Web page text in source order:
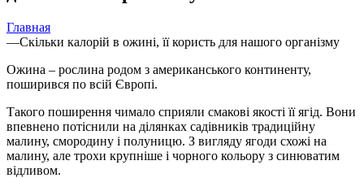
Главная
—Скільки калорій в ожині, її користь для нашого організму
Ожина – рослина родом з американського континенту,
поширився по всій Європі.
Такого поширення чимало сприяли смакові якості її ягід. Вони
впевнено потіснили на ділянках садівників традиційну
малину, смородину і полуницю. З вигляду ягоди схожі на
малину, але трохи крупніше і чорного кольору з синюватим
відливом.